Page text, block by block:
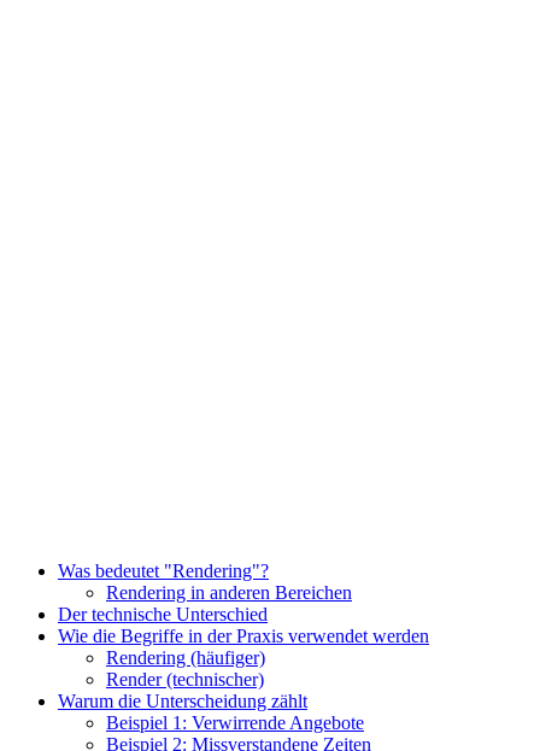
Was bedeutet "Rendering"?
Rendering in anderen Bereichen
Der technische Unterschied
Wie die Begriffe in der Praxis verwendet werden
Rendering (häufiger)
Render (technischer)
Warum die Unterscheidung zählt
Beispiel 1: Verwirrende Angebote
Beispiel 2: Missverstandene Zeiten